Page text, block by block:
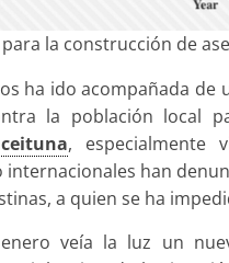
la construcción de
ha ido acompañada de
la población local
,
internacionales han
a quien se ha
veía la luz un